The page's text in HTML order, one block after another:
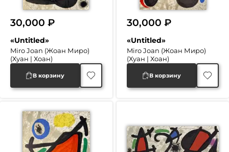
«Untitled»
Miro Joan (Жоан Миро)
(Хуан | Хоан)
30,000 ₽
В корзину
«Untitled»
Miro Joan (Жоан Миро)
(Хуан | Хоан)
30,000₽
В корзину